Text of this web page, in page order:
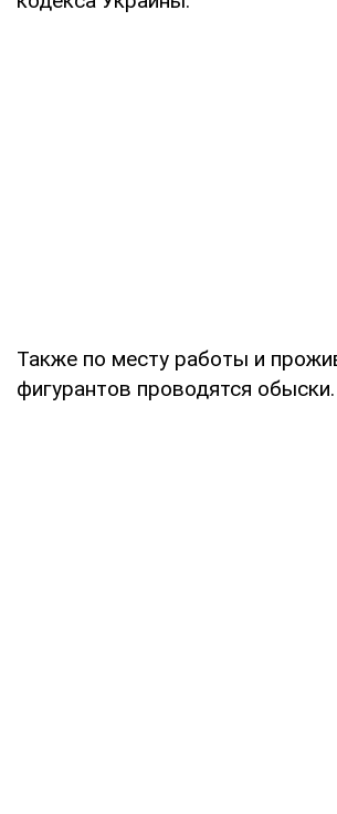
Также по месту работы и
фигурантов проводятся обыски.